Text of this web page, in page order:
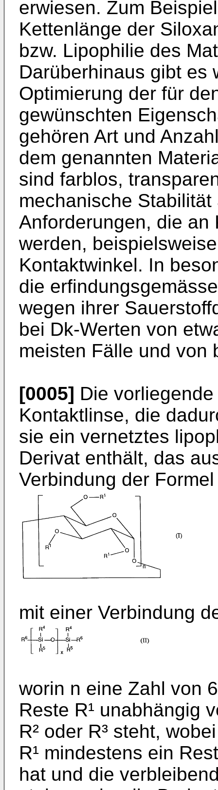
erwiesen. Zum
Kettenlänge der
bzw. Lipophilie des
Darüberhinaus gibt es
Optimierung der für
gewünschten
gehören Art und
dem genannten
sind farblos,
mechanische
Anforderungen, die
werden,
Kontaktwinkel. In
die
wegen ihrer
bei Dk-Werten von
meisten Fälle und von
[0005] Die
Kontaktlinse, die
sie ein vernetztes
Derivat enthält, das
Verbindung der
mit einer Verbindung
worin n eine Zahl von
Reste R¹ unabhängig
R² oder R³ steht,
R¹ mindestens ein
hat und die